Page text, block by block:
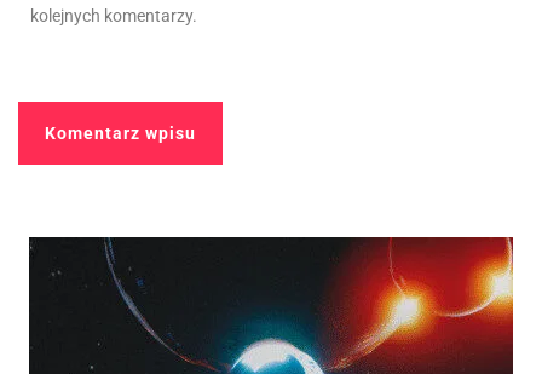
kolejnych komentarzy.